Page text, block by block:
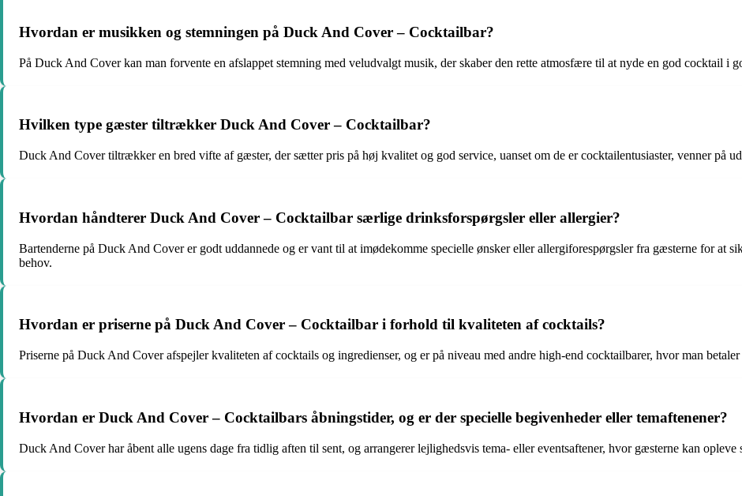
Hvordan er musikken og stemningen på Duck And Cover – Cocktailbar?
På Duck And Cover kan man forvente en afslappet stemning med veludvalgt musik, der skaber den rette atmosfære til at nyde en god cocktail i
Hvilken type gæster tiltrækker Duck And Cover – Cocktailbar?
Duck And Cover tiltrækker en bred vifte af gæster, der sætter pris på høj kvalitet og god service, uanset om de er cocktailentusiaster, venner på
Hvordan håndterer Duck And Cover – Cocktailbar særlige drinksforspørgsler eller allergier?
Bartenderne på Duck And Cover er godt uddannede og er vant til at imødekomme specielle ønsker eller allergiforespørgsler fra gæsterne for at
behov.
Hvordan er priserne på Duck And Cover – Cocktailbar i forhold til kvaliteten af ​​cocktails?
Priserne på Duck And Cover afspejler kvaliteten af cocktails og ingredienser, og er på niveau med andre high-end cocktailbarer, hvor man
Hvordan er Duck And Cover – Cocktailbars åbningstider, og er der specielle begivenheder eller temaftenener?
Duck And Cover har åbent alle ugens dage fra tidlig aften til sent, og arrangerer lejlighedsvis tema- eller eventsaftener, hvor gæsterne kan